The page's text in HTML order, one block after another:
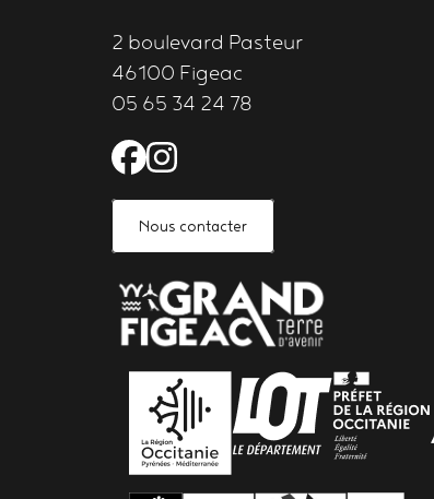
2 boulevard Pasteur
46100 Figeac
05 65 34 24 78
Facebook de
Instagram de
Nous contacter
PARTENAIRES